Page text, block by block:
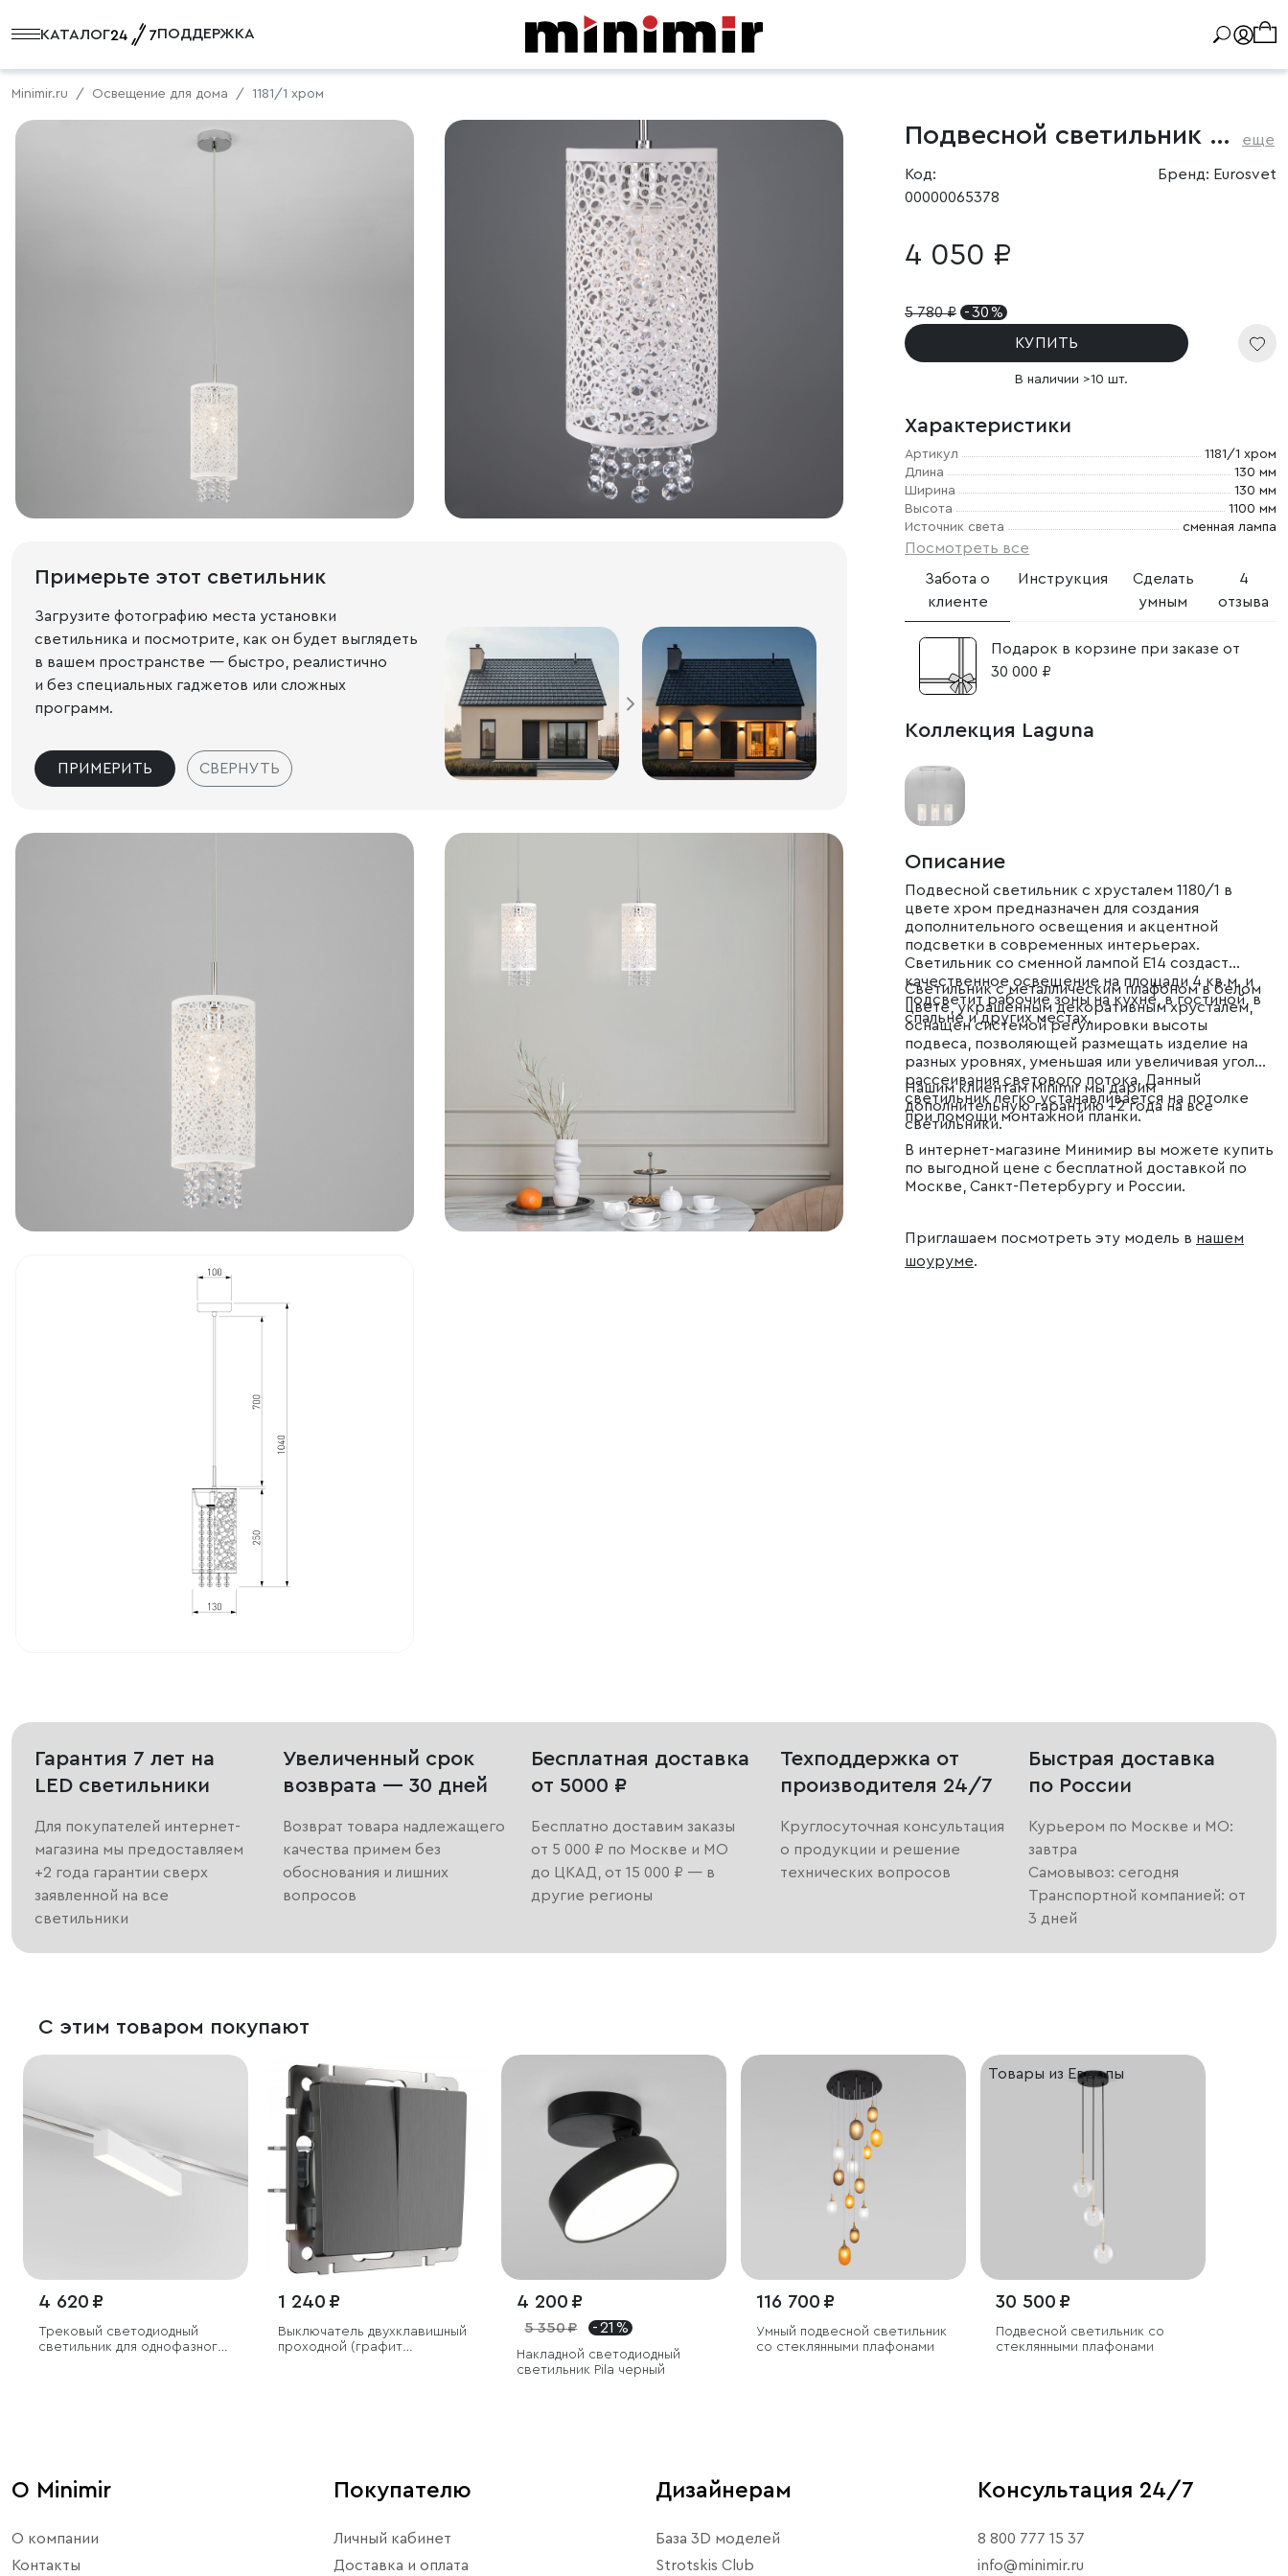
КАТАЛОГ ПОДДЕРЖКА
Minimir.ru Освещение для дома 1181/1 хром
Примерьте этот светильник
Загрузите фотографию места установки
светильника и посмотрите, как он будет выглядеть
в вашем пространстве — быстро, реалистично
и без специальных гаджетов или сложных
программ.
ПРИМЕРИТЬ СВЕРНУТЬ
Подвесной светильник с хрусталем еще
Код:
00000065378
Бренд: Eurosvet
4 050 ₽
5 780₽ - 30 %
КУПИТЬ
В наличии >10 шт.
Характеристики
Артикул
1181/1 хром
Длина
130 мм
Ширина
130 мм
Высота
1100 мм
Источник света
сменная лампа
Посмотреть все
Забота о
клиенте
Инструкция
Сделать
умным
4
отзыва
Подарок в корзине при заказе от
30 000 ₽
Коллекция Laguna
Описание
Подвесной светильник с хрусталем 1180/1 в
цвете хром предназначен для создания
дополнительного освещения и акцентной
подсветки в современных интерьерах.
Светильник со сменной лампой E14 создаст
качественное освещение на площади 4 кв.м. и
подсветит рабочие зоны на кухне, в гостиной, в
спальне и других местах.
Светильник с металлическим плафоном в белом
цвете, украшенным декоративным хрусталем,
оснащен системой регулировки высоты
подвеса, позволяющей размещать изделие на
разных уровнях, уменьшая или увеличивая угол
рассеивания светового потока. Данный
светильник легко устанавливается на потолке
при помощи монтажной планки.
Нашим клиентам Minimir мы дарим
дополнительную гарантию +2 года на все
светильники.
В интернет-магазине Минимир вы можете купить
по выгодной цене с бесплатной доставкой по
Москве, Санкт-Петербургу и России.
Приглашаем посмотреть эту модель в нашем
шоуруме.
Гарантия 7 лет на
LED светильники
Для покупателей интернет-
магазина мы предоставляем
+2 года гарантии сверх
заявленной на все
светильники
Увеличенный срок
возврата — 30 дней
Возврат товара надлежащего
качества примем без
обоснования и лишних
вопросов
Бесплатная доставка
от 5000 ₽
Бесплатно доставим заказы
от 5 000 ₽ по Москве и МО
до ЦКАД, от 15 000 ₽ — в
другие регионы
Техподдержка от
производителя 24/7
Круглосуточная консультация
о продукции и решение
технических вопросов
Быстрая доставка
по России
Курьером по Москве и МО:
завтра
Самовывоз: сегодня
Транспортной компанией: от
3 дней
С этим товаром покупают
4 620 ₽
Трековый светодиодный
светильник для однофазного
1 240 ₽
Выключатель двухклавишный
проходной (графит
4 200 ₽
5 350 ₽ - 21 %
Накладной светодиодный
светильник Pila черный
116 700 ₽
Умный подвесной светильник
со стеклянными плафонами
Товары из Европы
30 500 ₽
Подвесной светильник со
стеклянными плафонами
О Minimir
О компании
Контакты
Покупателю
Личный кабинет
Доставка и оплата
Дизайнерам
База 3D моделей
Strotskis Club
Консультация 24/7
8 800 777 15 37
info@minimir.ru